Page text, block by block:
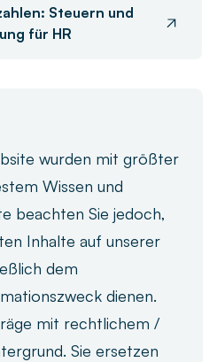
Steuern und
für HR
wurden mit größter
Wissen und
beachten Sie jedoch,
Inhalte auf unserer
dem
dienen.
mit rechtlichem /
Sie ersetzen